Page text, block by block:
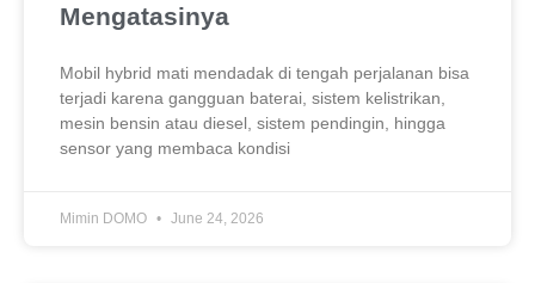
Mengatasinya
Mobil hybrid mati mendadak di tengah perjalanan bisa
terjadi karena gangguan baterai, sistem kelistrikan,
mesin bensin atau diesel, sistem pendingin, hingga
sensor yang membaca kondisi
Mimin DOMO June 24, 2026